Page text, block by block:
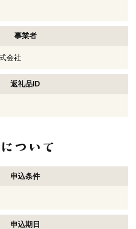
事業者
会社
返礼品ID
申込条件
申込期日